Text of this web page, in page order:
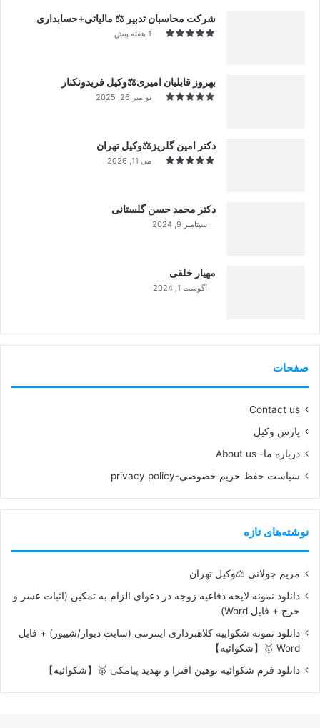
شرکت محاسبان تدبیر ⚖️ مالیاتی+حسابداری
1 هفته پیش
بهروز قابلیان امیری⚖️وکیل فریدونکنار
نوامبر 26, 2025
دکتر امین گلریز⚖️وکیل تهران
می 11, 2026
دکتر محمد حسن گلستانی
سپتامبر 9, 2024
مهیار خلقی
آگوست 1, 2024
صفحات
Contact us
پارس وکیل
درباره ما- About us
سیاست حفظ حریم خصوصی-privacy policy
نوشته‌های تازه
مریم جولانی ⚖️وکیل تهران
دانلود نمونه لایحه دفاعیه زوجه در دعوای الزام به تمکین (اثبات عسر و
حرج + فایل Word)
دانلود نمونه شکواییه کلاهبرداری اینترنتی (سایت دیوار/شیپور) + فایل
Word 🥇【شکوائیه】
دانلود فرم شکوائیه توهین افترا و تهدید پیامکی 🥇【شکوائیه】